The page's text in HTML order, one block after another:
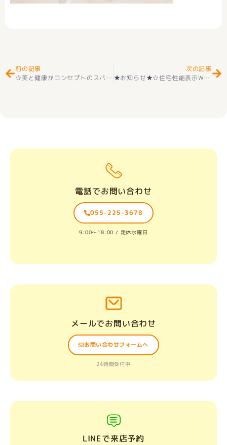
前の記事
☆美と健康がコンセプトのスパ＆ホテル桜庵 さんへ
☆
次の記事
★お知らせ★☆住宅性能表示W取得☆ 新築一戸建て 南アルプス市下宮地 １号棟 2階建 4ＬＤＫ ＋カースペース３台 外構付き 耐震等級３＋長期優良住宅取得 大明小学校（徒歩20分）＋甲西使中学校（徒歩22分） 好評販売中
電話でお問い合わせ
055-225-3678
9:00〜18:00 / 定休水曜日
メールでお問い合わせ
お問い合わせフォームへ
24時間受付中
LINEで来店予約